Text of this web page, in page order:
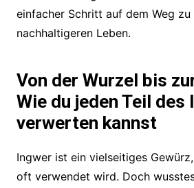
einfacher Schritt auf dem Weg zu
nachhaltigeren Leben.
Von der Wurzel bis
Wie du jeden Teil des
verwerten kannst
Ingwer ist ein vielseitiges
oft verwendet wird. Doch